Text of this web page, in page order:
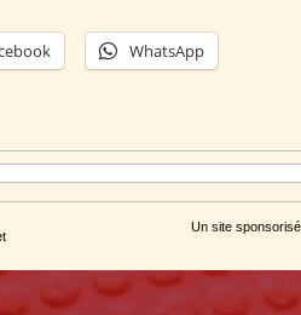
WhatsApp
Un site